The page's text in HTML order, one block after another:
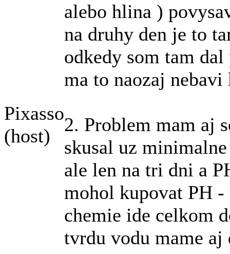
Pixasso
(host)
alebo hlina )
na druhy den je to
odkedy som tam
ma to naozaj
2. Problem mam aj
skusal uz
ale len na tri dni a
mohol kupovat PH
chemie ide celkom
tvrdu vodu mame